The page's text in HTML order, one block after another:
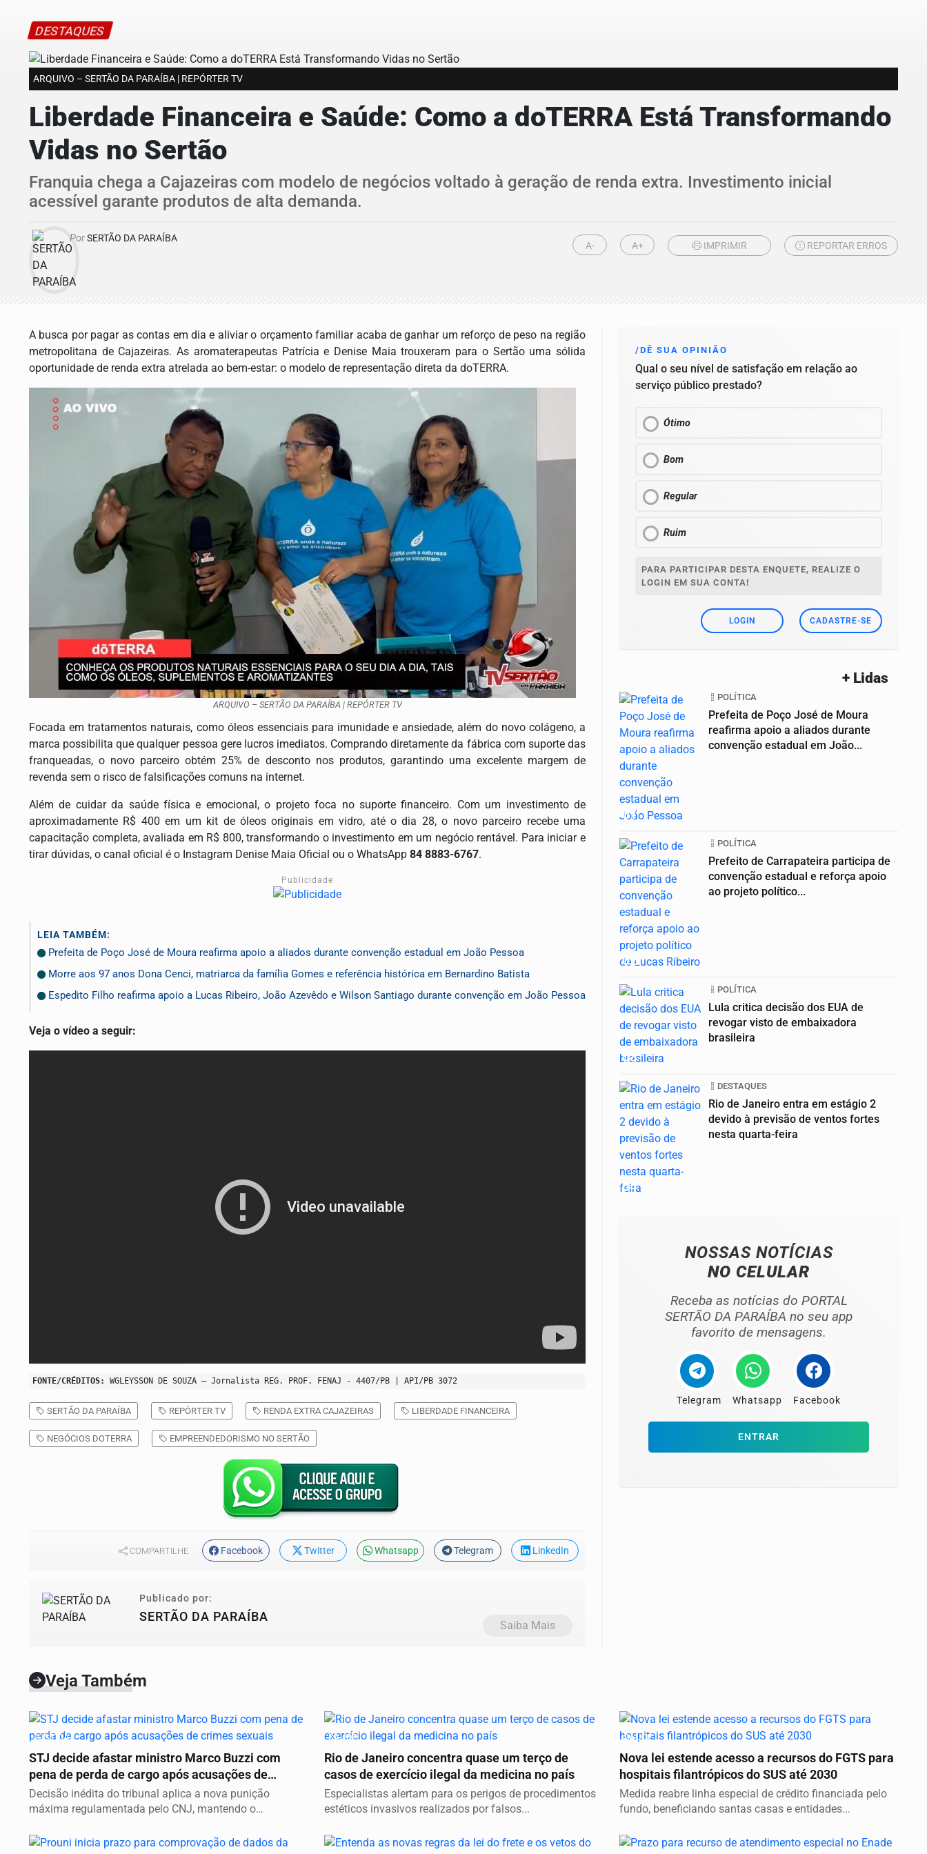
DESTAQUES
ARQUIVO – SERTÃO DA PARAÍBA | REPÓRTER TV
Liberdade Financeira e Saúde: Como a doTERRA Está Transformando
Vidas no Sertão
Franquia chega a Cajazeiras com modelo de negócios voltado à geração de renda extra. Investimento inicial
acessível garante produtos de alta demanda.
PorSERTÃO DA PARAÍBA
A- A+ IMPRIMIR REPORTAR ERROS
A busca por pagar as contas em dia e aliviar o orçamento familiar acaba de ganhar um reforço de peso na região
metropolitana de Cajazeiras. As aromaterapeutas Patrícia e Denise Maia trouxeram para o Sertão uma sólida
oportunidade de renda extra atrelada ao bem-estar: o modelo de representação direta da doTERRA.
ARQUIVO – SERTÃO DA PARAÍBA | REPÓRTER TV
Focada em tratamentos naturais, como óleos essenciais para imunidade e ansiedade, além do novo colágeno, a
marca possibilita que qualquer pessoa gere lucros imediatos. Comprando diretamente da fábrica com suporte das
franqueadas, o novo parceiro obtém 25% de desconto nos produtos, garantindo uma excelente margem de
revenda sem o risco de falsificações comuns na internet.
Além de cuidar da saúde física e emocional, o projeto foca no suporte financeiro. Com um investimento de
aproximadamente R$ 400 em um kit de óleos originais em vidro, até o dia 28, o novo parceiro recebe uma
capacitação completa, avaliada em R$ 800, transformando o investimento em um negócio rentável. Para iniciar e
tirar dúvidas, o canal oficial é o Instagram Denise Maia Oficial ou o WhatsApp 84 8883-6767.
Publicidade
LEIA TAMBÉM:
Prefeita de Poço José de Moura reafirma apoio a aliados durante convenção estadual em João Pessoa
Morre aos 97 anos Dona Cenci, matriarca da família Gomes e referência histórica em Bernardino Batista
Espedito Filho reafirma apoio a Lucas Ribeiro, João Azevêdo e Wilson Santiago durante convenção em João Pessoa
Veja o vídeo a seguir:
FONTE/CRÉDITOS: WGLEYSSON DE SOUZA – Jornalista REG. PROF. FENAJ - 4407/PB | API/PB 3072
SERTÃO DA PARAÍBA REPÓRTER TV RENDA EXTRA CAJAZEIRAS LIBERDADE FINANCEIRA
NEGÓCIOS DOTERRA EMPREENDEDORISMO NO SERTÃO
COMPARTILHE Facebook Twitter Whatsapp Telegram LinkedIn
Publicado por:
SERTÃO DA PARAÍBA
Saiba Mais
/DÊ SUA OPINIÃO
Qual o seu nível de satisfação em relação ao
serviço público prestado?
Ótimo
Bom
Regular
Ruim
PARA PARTICIPAR DESTA ENQUETE, REALIZE O
LOGIN EM SUA CONTA!
LOGIN CADASTRE-SE
+ Lidas
01
POLÍTICA
Prefeita de Poço José de Moura
reafirma apoio a aliados durante
convenção estadual em João...
02
POLÍTICA
Prefeito de Carrapateira participa de
convenção estadual e reforça apoio
ao projeto político...
03
POLÍTICA
Lula critica decisão dos EUA de
revogar visto de embaixadora
brasileira
04
DESTAQUES
Rio de Janeiro entra em estágio 2
devido à previsão de ventos fortes
nesta quarta-feira
NOSSAS NOTÍCIAS
NO CELULAR
Receba as notícias do PORTAL
SERTÃO DA PARAÍBA no seu app
favorito de mensagens.
Telegram Whatsapp Facebook
ENTRAR
Veja Também
JUSTIÇA
STJ decide afastar ministro Marco Buzzi com
pena de perda de cargo após acusações de
crimes...
Decisão inédita do tribunal aplica a nova punição
máxima regulamentada pelo CNJ, mantendo o
SAÚDE
Rio de Janeiro concentra quase um terço de
casos de exercício ilegal da medicina no país
Especialistas alertam para os perigos de procedimentos
estéticos invasivos realizados por falsos...
SAÚDE
Nova lei estende acesso a recursos do FGTS para
hospitais filantrópicos do SUS até 2030
Medida reabre linha especial de crédito financiada pelo
fundo, beneficiando santas casas e entidades...